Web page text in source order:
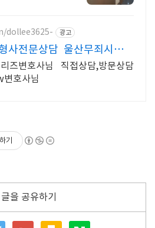
dollee3625- 광고
사전문상담 울산무죄시리즈
즈변호사님 직접상담,방문상담
호사님
기
을 공유하기